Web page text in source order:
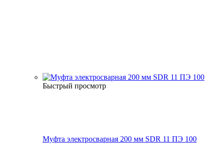
Быстрый просмотр
Муфта электросварная 200 мм SDR 11 ПЭ 100